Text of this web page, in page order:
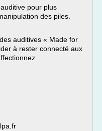
pour plus
des piles.
auditives « Made for
à rester connecté aux